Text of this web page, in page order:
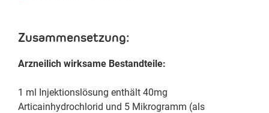
Zusammensetzung:
Arzneilich wirksame Bestandteile:
1 ml Injektionslösung enthält 40mg
Articainhydrochlorid und 5 Mikrogramm (als